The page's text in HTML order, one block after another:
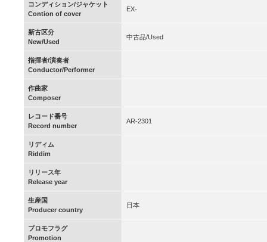
コンディション/ジャケット
Contion of cover
EX-
新古区分
New/Used
中古品/Used
指揮者/演奏者
Conductor/Performer
作曲家
Composer
レコード番号
Record number
AR-2301
リディム
Riddim
リリース年
Release year
生産国
Producer country
日本
プロモフラグ
Promotion